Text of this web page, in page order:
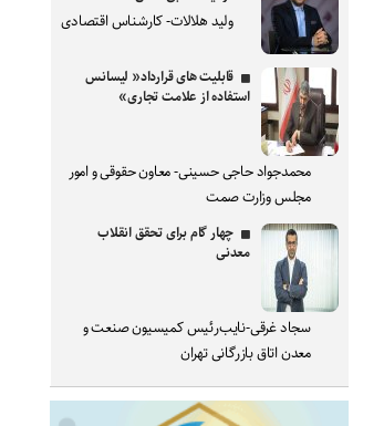
ولید هلالات- کارشناس اقتصادی
قابلیت های قرارداد« لیسانس
استفاده از علامت تجاری»
محمدجواد حاجی حسینی- معاون حقوقی و امور
مجلس وزارت صمت
چهار گام برای تحقق انقلاب
معدنی
سجاد غرقی-نایب‌رئیس کمیسیون صنعت و
معدن اتاق بازرگانی تهران